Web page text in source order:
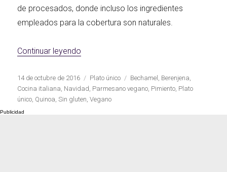
de procesados, donde incluso los ingredientes
empleados para la cobertura son naturales.
Continuar leyendo
Publicado
el
14 de octubre de 2016 Categorías
Plato único Etiquetas
Bechamel , Berenjena,
Cocina italiana, Navidad, Parmesano vegano, Pimiento, Plato
único, Quinoa,Sin gluten,Vegano